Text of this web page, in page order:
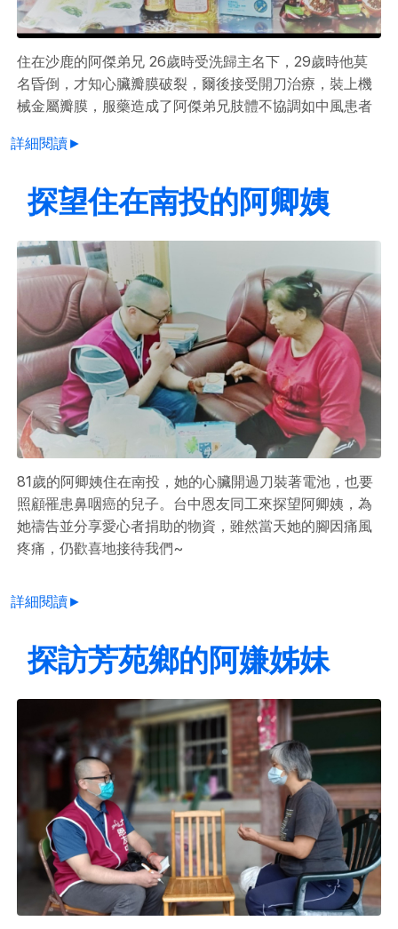
住在沙鹿的阿傑弟兄 26歲時受洗歸主名下，29歲時他莫
名昏倒，才知心臟瓣膜破裂，爾後接受開刀治療，裝上機
械金屬瓣膜，服藥造成了阿傑弟兄肢體不協調如中風患者
詳細閱讀►
探望住在南投的阿卿姨
81歲的阿卿姨住在南投，她的心臟開過刀裝著電池，也要
照顧罹患鼻咽癌的兒子。台中恩友同工來探望阿卿姨，為
她禱告並分享愛心者捐助的物資，雖然當天她的腳因痛風
疼痛，仍歡喜地接待我們~
詳細閱讀►
探訪芳苑鄉的阿嫌姊妹